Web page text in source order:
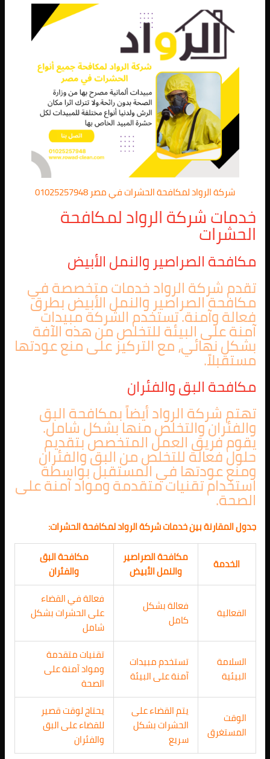
شركة الرواد لمكافحة الحشرات في مصر 01025257948
خدمات شركة الرواد لمكافحة
الحشرات
مكافحة الصراصير والنمل الأبيض
تقدم شركة الرواد خدمات متخصصة في
مكافحة الصراصير والنمل الأبيض بطرق
فعالة وآمنة. تستخدم الشركة مبيدات
آمنة على البيئة للتخلص من هذه الآفة
بشكل نهائي، مع التركيز على منع عودتها
مستقبلاً.
مكافحة البق والفئران
تهتم شركة الرواد أيضاً بمكافحة البق
والفئران والتخلص منها بشكل شامل.
يقوم فريق العمل المتخصص بتقديم
حلول فعالة للتخلص من البق والفئران
ومنع عودتها في المستقبل بواسطة
استخدام تقنيات متقدمة ومواد آمنة على
الصحة.
جدول المقارنة بين خدمات شركة الرواد لمكافحة الحشرات:
الخدمة
مكافحة الصراصير
والنمل الأبيض
مكافحة البق
والفئران
الفعالية
فعالة بشكل
كامل
فعالة في القضاء
على الحشرات بشكل
شامل
السلامة
البيئية
تستخدم مبيدات
آمنة على البيئة
تقنيات متقدمة
ومواد آمنة على
الصحة
الوقت
المستغرق
يتم القضاء على
الحشرات بشكل
سريع
يحتاج لوقت قصير
للقضاء على البق
والفئران